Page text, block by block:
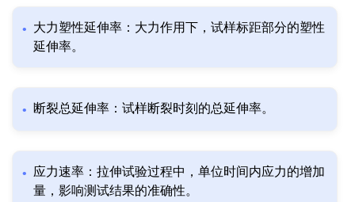
大力塑性延伸率：大力作用下，试样标距部分的塑性
延伸率。
断裂总延伸率：试样断裂时刻的总延伸率。
应力速率：拉伸试验过程中，单位时间内应力的增加
量，影响测试结果的准确性。